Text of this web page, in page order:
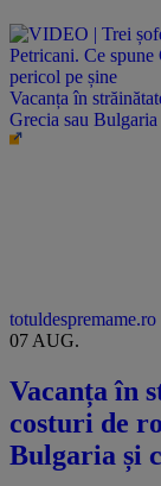
Vacanța în
Grecia sau
totuldespremame.ro
07 AUG.
Vacanța în
costuri de
Bulgaria și